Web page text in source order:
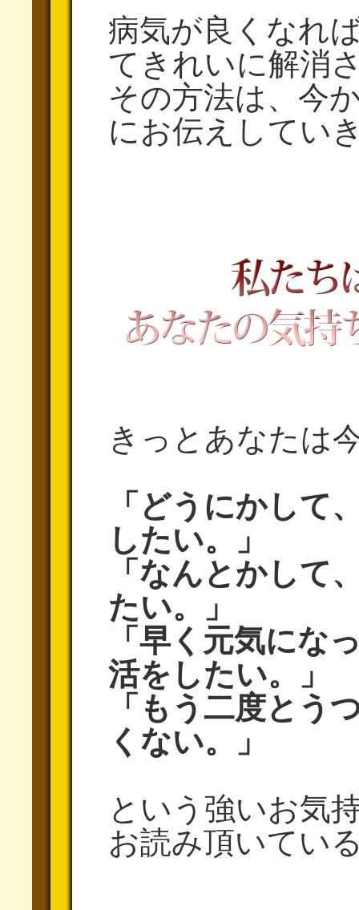
病気が良くなれ
てきれいに解消
その方法は、今
にお伝えしてい
きっとあなたは
「どうにかして
したい。」
「なんとかして
たい。」
「早く元気にな
活をしたい。」
「もう二度とう
くない。」
という強いお気
お読み頂いてい